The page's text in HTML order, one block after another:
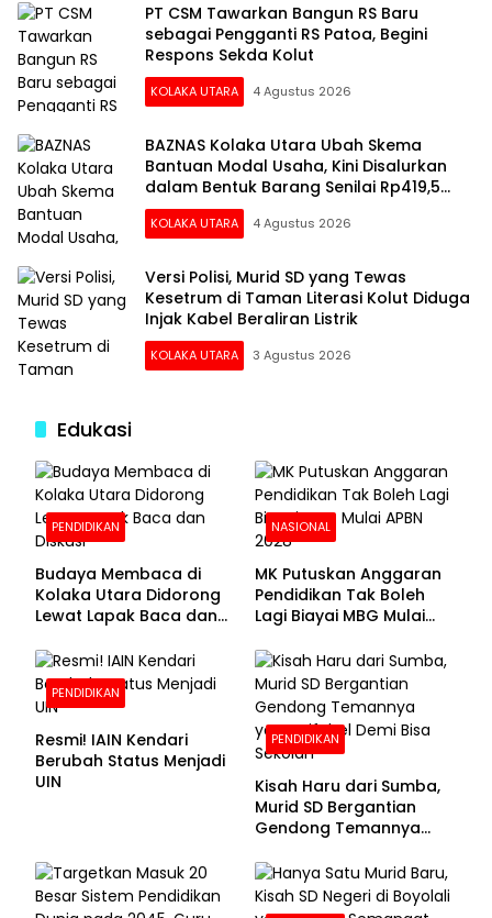
PT CSM Tawarkan Bangun RS Baru
sebagai Pengganti RS Patoa, Begini
Respons Sekda Kolut
KOLAKA UTARA 4 Agustus 2026
BAZNAS Kolaka Utara Ubah Skema
Bantuan Modal Usaha, Kini Disalurkan
dalam Bentuk Barang Senilai Rp419,5
Juta
KOLAKA UTARA 4 Agustus 2026
Versi Polisi, Murid SD yang Tewas
Kesetrum di Taman Literasi Kolut Diduga
Injak Kabel Beraliran Listrik
KOLAKA UTARA 3 Agustus 2026
Edukasi
PENDIDIKAN
Budaya Membaca di
Kolaka Utara Didorong
Lewat Lapak Baca dan
NASIONAL
MK Putuskan Anggaran
Pendidikan Tak Boleh
Lagi Biayai MBG Mulai
PENDIDIKAN
Resmi! IAIN Kendari
Berubah Status Menjadi
UIN
PENDIDIKAN
Kisah Haru dari Sumba,
Murid SD Bergantian
Gendong Temannya
Sekolah